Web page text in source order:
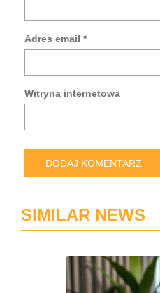
Adres email *
Witryna internetowa
SIMILAR NEWS